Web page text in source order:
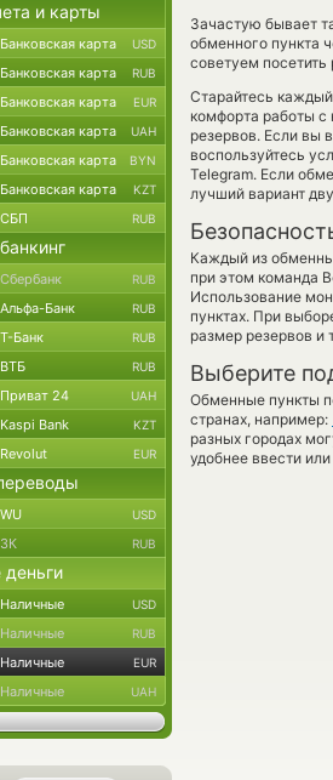
Зачастую бывает
обменного пункта
советуем посетить
Старайтесь
комфорта работы
резервов. Если вы
воспользуйтесь
Telegram. Если
лучший вариант
Каждый из
при этом команда
Использование
пунктах. При
размер резервов и
Выберите
Обменные пункты
странах, например:
разных городах
удобнее ввести
и карты
Банковская карта USD
Банковская карта RUB
Банковская карта EUR
Банковская карта UAH
Банковская карта BYN
Банковская карта KZT
СБП RUB
Сбербанк RUB
Альфа-Банк RUB
Т-Банк RUB
ВТБ RUB
Приват 24 UAH
Kaspi Bank KZT
Revolut EUR
WU USD
ЗК RUB
Наличные USD
Наличные RUB
Наличные EUR
Наличные UAH